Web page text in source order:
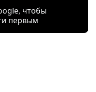
чтобы
первым